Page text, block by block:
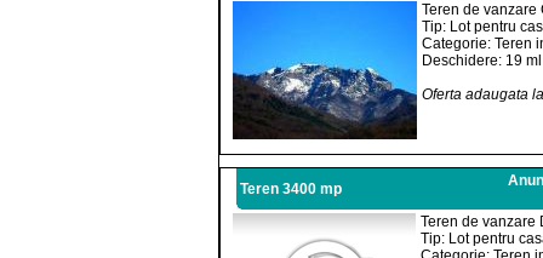
Teren de vanzare
Tip: Lot pentru
Categorie: Teren
Deschidere: 19 ml
Oferta adaugata
Teren 3400 mp
Teren de vanzare
Tip: Lot pentru